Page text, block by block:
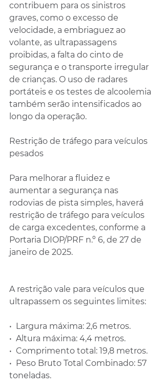
contribuem para os sinistros
graves, como o excesso de
velocidade, a embriaguez ao
volante, as ultrapassagens
proibidas, a falta do cinto de
segurança e o transporte irregular
de crianças. O uso de radares
portáteis e os testes de alcoolemia
também serão intensificados ao
longo da operação.
Restrição de tráfego para veículos
pesados
Para melhorar a fluidez e
aumentar a segurança nas
rodovias de pista simples, haverá
restrição de tráfego para veículos
de carga excedentes, conforme a
Portaria DIOP/PRF n.º 6, de 27 de
janeiro de 2025.
A restrição vale para veículos que
ultrapassem os seguintes limites:
•⁠  ⁠Largura máxima: 2,6 metros.
•⁠  ⁠Altura máxima: 4,4 metros.
•⁠  ⁠Comprimento total: 19,8 metros.
•⁠  ⁠Peso Bruto Total Combinado: 57
toneladas.